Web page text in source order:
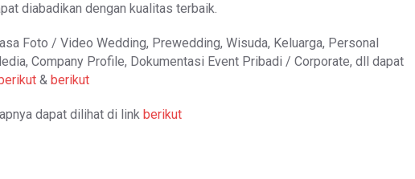
diabadikan dengan kualitas terbaik.
Foto / Video Wedding, Prewedding, Wisuda, Keluarga, Personal
Company Profile, Dokumentasi Event Pribadi / Corporate, dll dapat
& berikut
dapat dilihat di link berikut